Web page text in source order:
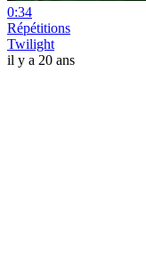
0:34
Répétitions
Twilight
il y a 20 ans